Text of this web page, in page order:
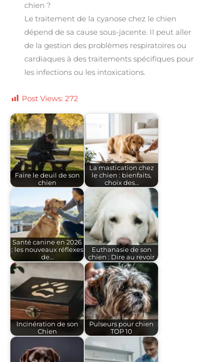
chien ?
Le traitement de la cyanose chez le chien
dépend de sa cause sous-jacente. Il peut aller
de la gestion des problèmes respiratoires ou
cardiaques à des traitements spécifiques pour
les infections ou les intoxications.
Post Views: 272
Faire le deuil de son
chien
La mastication chez
le chien : bienfaits,
choix des…
Santé canine en 2026
: les nouveaux réflexes
de…
Euthanasie de son
chien : Dire au revoir
Incinération de son
Chien
Pulseurs pour chien
TOP 10